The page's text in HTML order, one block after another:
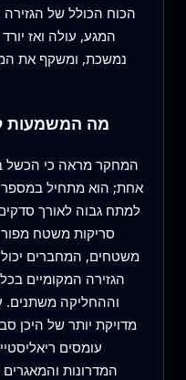
הכוח הכולל של
המגע, עולה ואז
נמשכת, ומשקף את
מה המשמעות
המחקר מראה כי הכשל
אחת; הוא מתחיל במספר
למתח גבוה לאורך
סריקות משטח
משטחים, המחברים
הגזירה המקומיים
וההחליקה משתנים.
מדויקת יותר של היכן
עומסים
המדרונות